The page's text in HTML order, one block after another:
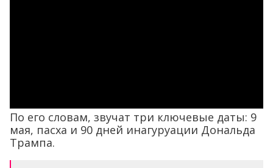
По его словам, звучат три ключевые даты: 9
мая, пасха и 90 дней инагуруации Дональда
Трампа.